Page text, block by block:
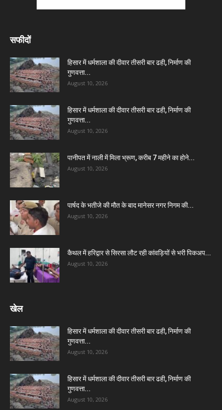
सफीदों
हिसार में धर्मशाला की दीवार तीसरी बार ढही, निर्माण की
गुणवत्ता...
August 10, 2026
हिसार में धर्मशाला की दीवार तीसरी बार ढही, निर्माण की
गुणवत्ता...
August 10, 2026
पानीपत में नाली में मिला भ्रूण, करीब 7 महीने का होने...
August 10, 2026
पार्षद के भतीजे की मौत के बाद मानेसर नगर निगम की...
August 10, 2026
कैथल में हरिद्वार से सिरसा लौट रही कांवड़ियों से भरी पिकअप...
August 10, 2026
खेल
हिसार में धर्मशाला की दीवार तीसरी बार ढही, निर्माण की
गुणवत्ता...
August 10, 2026
हिसार में धर्मशाला की दीवार तीसरी बार ढही, निर्माण की
गुणवत्ता...
August 10, 2026